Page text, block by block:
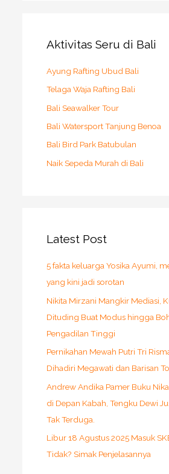
Aktivitas Seru di Bali
Ayung Rafting Ubud Bali
Telaga Waja Rafting Bali
Bali Seawalker Tour
Bali Watersport Tanjung Benoa
Bali Bird Park Batubulan
Naik Sepeda Murah di Bali
Latest Post
5 fakta keluarga Yosika Ayumi,
yang kini jadi sorotan
Nikita Mirzani Mangkir Mediasi,
Dituding Buat Modus hingga
Pengadilan Tinggi
Pernikahan Mewah Putri Tri
Dihadiri Megawati dan Barisan
Andrew Andika Pamer Buku
di Depan Kabah, Tengku Dewi
Tak Terduga.
Libur 18 Agustus 2025 Masuk
Tidak? Simak Penjelasannya